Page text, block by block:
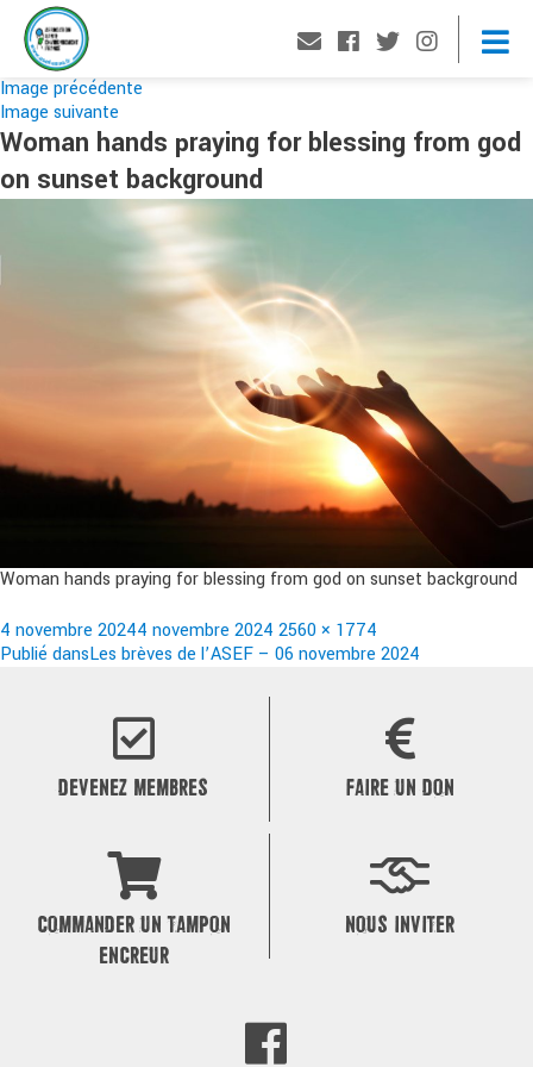
Image précédente
Image suivante
Woman hands praying for blessing from god
on sunset background
Woman hands praying for blessing from god on sunset background
Publié
le
4 novembre 20244 novembre 2024 Taille
réelle
2560 × 1774
Navigation
Publié dansLes brèves de l’ASEF – 06 novembre 2024
DEVENEZ MEMBRES FAIRE UN DON
COMMANDER UN TAMPON
ENCREUR
NOUS INVITER